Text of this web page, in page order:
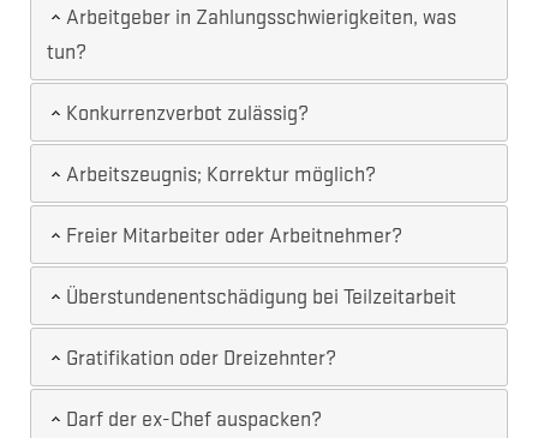
Arbeitgeber in Zahlungsschwierigkeiten, was
tun?
Konkurrenzverbot zulässig?
Arbeitszeugnis; Korrektur möglich?
Freier Mitarbeiter oder Arbeitnehmer?
Überstundenentschädigung bei Teilzeitarbeit
Gratifikation oder Dreizehnter?
Darf der ex-Chef auspacken?